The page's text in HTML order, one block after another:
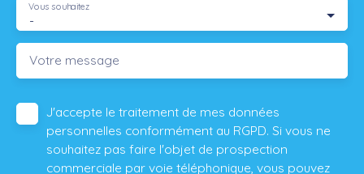
-
Vous souhaitez
Votre message
J'accepte le traitement de mes données
personnelles conformément au RGPD. Si vous ne
souhaitez pas faire l'objet de prospection
commerciale par voie téléphonique, vous pouvez